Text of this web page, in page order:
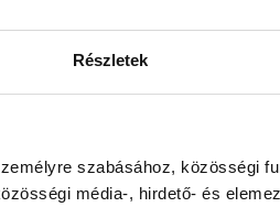
Részletek
szabásához, közösségi
média-, hirdető- és